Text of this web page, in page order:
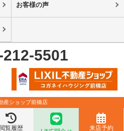
お客様の声
212-5501
産ショップ前橋店
閲覧履歴 来店予約